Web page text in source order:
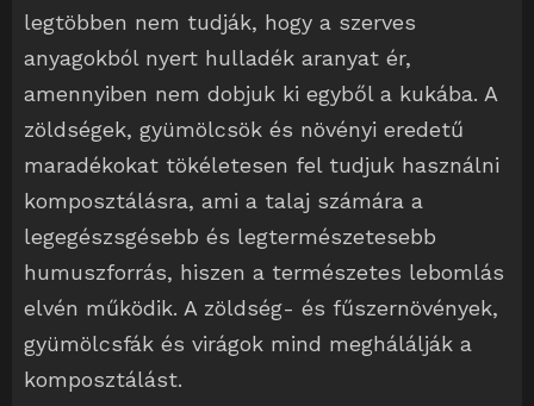
legtöbben nem tudják, hogy a szerves
anyagokból nyert hulladék aranyat ér,
amennyiben nem dobjuk ki egyből a kukába. A
zöldségek, gyümölcsök és növényi eredetű
maradékokat tökéletesen fel tudjuk használni
komposztálásra, ami a talaj számára a
legegészsgésebb és legtermészetesebb
humuszforrás, hiszen a természetes lebomlás
elvén működik. A zöldség- és fűszernövények,
gyümölcsfák és virágok mind meghálálják a
komposztálást.